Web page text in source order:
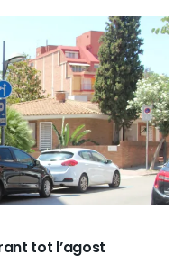
tot l’agost